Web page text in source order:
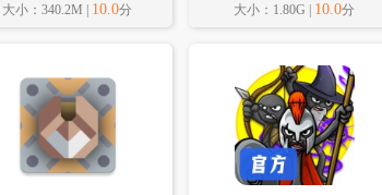
大小：340.2M | 10.0分 大小：1.80G | 10.0分